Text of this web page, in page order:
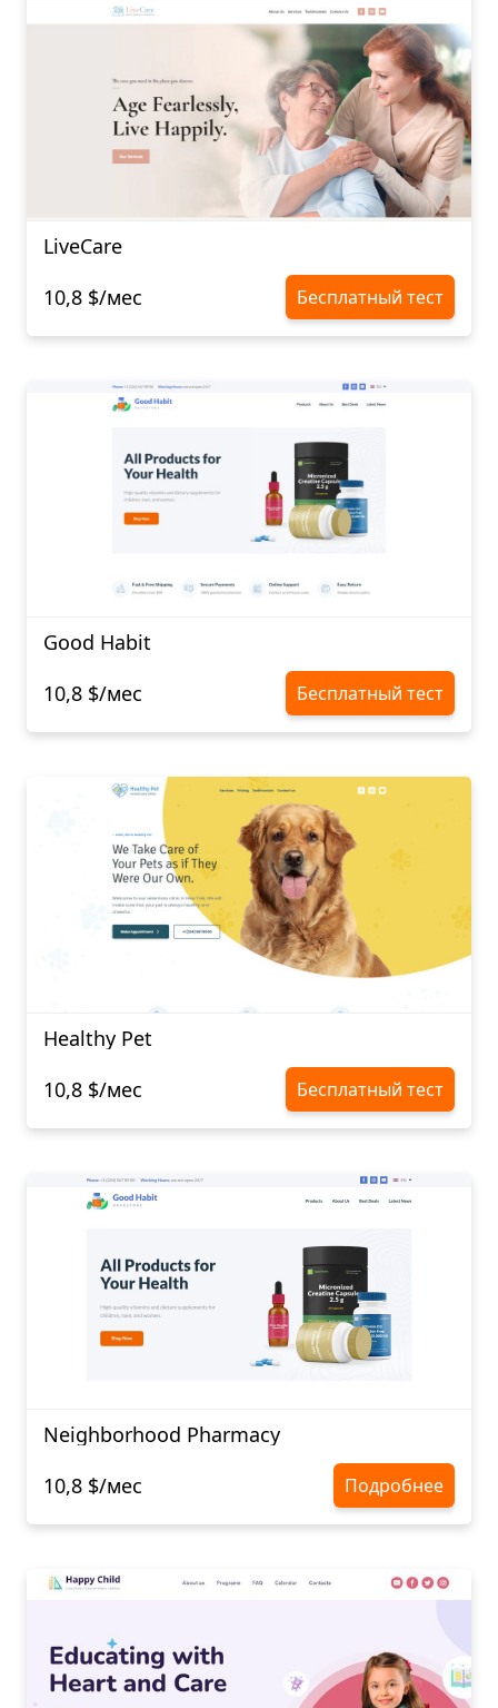
LiveCare
10,8 $/мес
Бесплатный тест
Good Habit
10,8 $/мес
Бесплатный тест
Healthy Pet
10,8 $/мес
Бесплатный тест
Neighborhood Pharmacy
10,8 $/мес
Подробнее